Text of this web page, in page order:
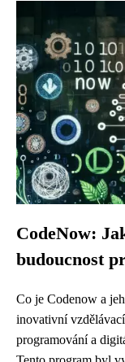
CodeNow:
budoucnost
Co je Codenow a
inovativní
programování a